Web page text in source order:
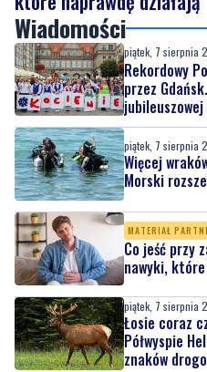
Wiadomości
piątek, 7 sierpnia
Rekordowy
przez
piątek, 7 sierpnia
Więcej
Morski
MATERIAŁ
Co jeść przy
nawyki, które
piątek, 7 sierpnia
Łosie coraz
Półwyspie
znaków